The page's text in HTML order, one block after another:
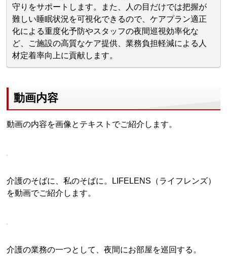
守りをサポートします。また、人の目だけでは把握が
難しい睡眠状況を可視化できるので、ケアプラン適正
化による重度化予防やスタッフの夜間巡視効率化な
ど、ご施設の高質なケア提供、業務負担軽減による人
材定着率向上に貢献します。
動画内容
動画の内容を画像とテキストでご紹介します。
介護のそばに、私のそばに。LIFELENS（ライフレンズ）
を動画でご紹介します。
介護の業務の一つとして、夜間にお部屋を巡回する。